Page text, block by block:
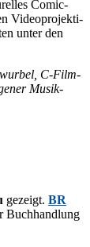
Co­mic-
Vi­deo­pro­jek­ti­
un­ter den
C-Film-
Mu­sik­
ge­zeigt. BR
Buch­hand­lung